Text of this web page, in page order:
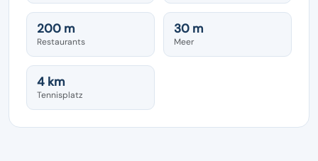
200 m
Restaurants
30 m
Meer
4 km
Tennisplatz